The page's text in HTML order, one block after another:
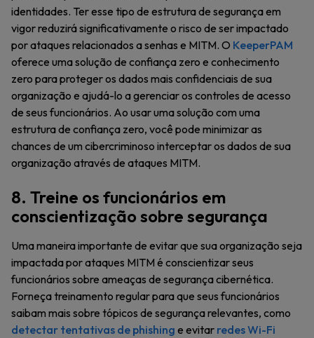
identidades. Ter esse tipo de estrutura de segurança em
vigor reduzirá significativamente o risco de ser impactado
por ataques relacionados a senhas e MITM. O KeeperPAM
oferece uma solução de confiança zero e conhecimento
zero para proteger os dados mais confidenciais de sua
organização e ajudá-lo a gerenciar os controles de acesso
de seus funcionários. Ao usar uma solução com uma
estrutura de confiança zero, você pode minimizar as
chances de um cibercriminoso interceptar os dados de sua
organização através de ataques MITM.
8. Treine os funcionários em
conscientização sobre segurança
Uma maneira importante de evitar que sua organização seja
impactada por ataques MITM é conscientizar seus
funcionários sobre ameaças de segurança cibernética.
Forneça treinamento regular para que seus funcionários
saibam mais sobre tópicos de segurança relevantes, como
detectar tentativas de phishing e evitar redes Wi-Fi